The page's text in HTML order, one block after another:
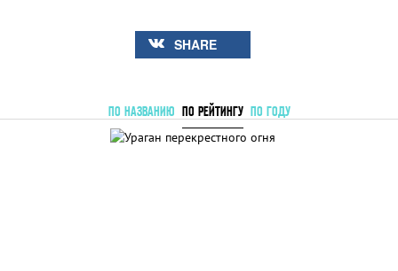
SHARE
ПО НАЗВАНИЮ ПО РЕЙТИНГУ ПО ГОДУ